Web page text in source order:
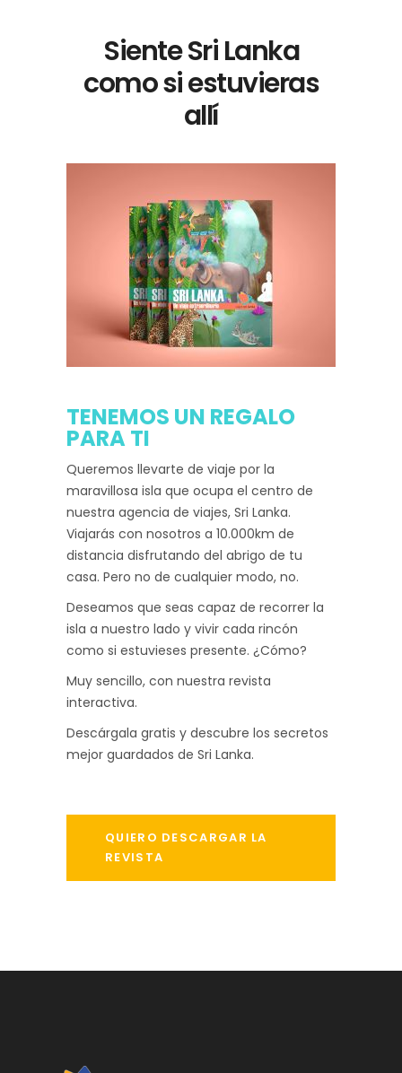
Siente Sri Lanka
como si estuvieras
allí
TENEMOS UN REGALO
PARA TI
Queremos llevarte de viaje por la
maravillosa isla que ocupa el centro de
nuestra agencia de viajes, Sri Lanka.
Viajarás con nosotros a 10.000km de
distancia disfrutando del abrigo de tu
casa. Pero no de cualquier modo, no.
Deseamos que seas capaz de recorrer la
isla a nuestro lado y vivir cada rincón
como si estuvieses presente. ¿Cómo?
Muy sencillo, con nuestra revista
interactiva.
Descárgala gratis y descubre los secretos
mejor guardados de Sri Lanka.
QUIERO DESCARGAR LA
REVISTA